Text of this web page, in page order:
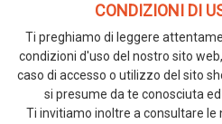
CONDIZIONI DI
Ti preghiamo di leggere
condizioni d'uso del nostro sito
caso di accesso o utilizzo del sito
si presume da te conosciuta
Ti invitiamo inoltre a consultare le